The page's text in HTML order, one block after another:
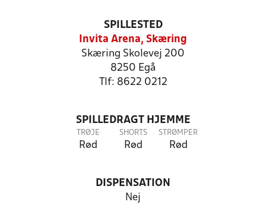
SPILLESTED
Invita Arena, Skæring
Skæring Skolevej 200
8250 Egå
Tlf: 8622 0212
SPILLEDRAGT HJEMME
TRØJE
Rød
SHORTS
Rød
STRØMPER
Rød
DISPENSATION
Nej